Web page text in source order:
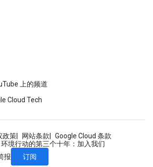
上的频道
Cloud Tech
政策 网站条款
Google Cloud 条款
环境行动的第三个十年：加入我们
报
订阅